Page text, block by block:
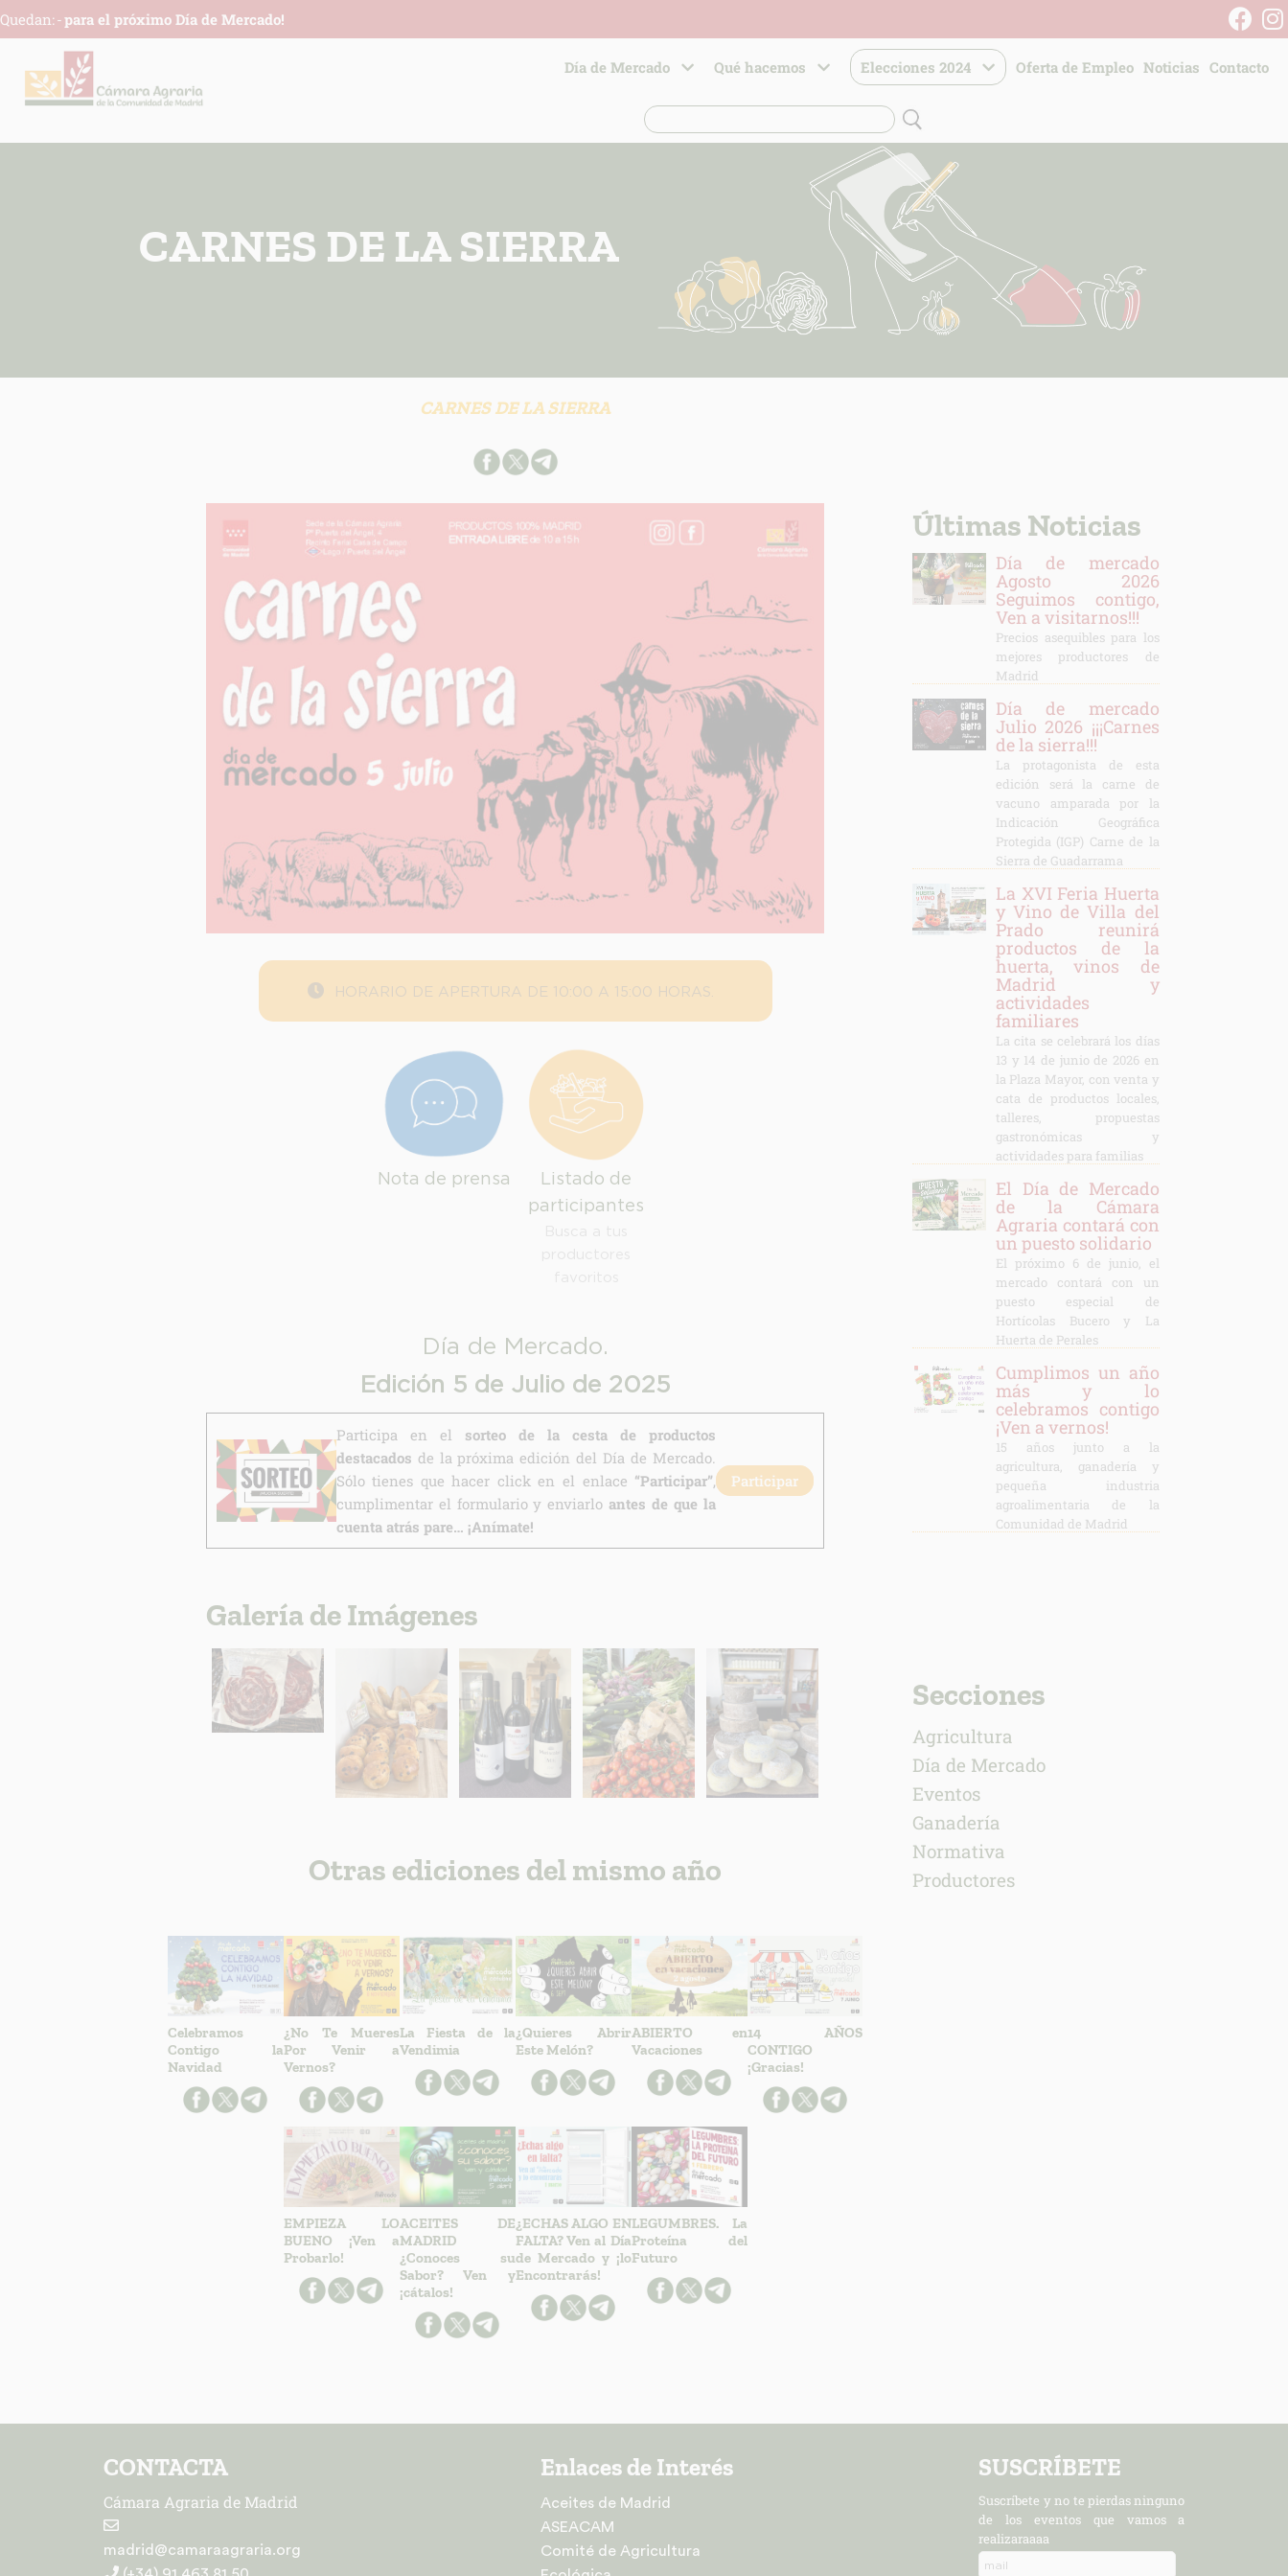
Quedan:-para el próximo Día de Mercado!
Día de Mercado Qué hacemos Elecciones 2024 Oferta de Empleo Noticias Contacto
CARNES DE LA SIERRA
CARNES DE LA SIERRA
HORARIO DE APERTURA DE 10:00 A 15:00 HORAS.
Nota de prensa
Listado de
participantes
Día de Mercado.
Edición 5 de Julio de 2025
Participa en el sorteo de la cesta de productos
destacados de la próxima edición del Día de Mercado.
Sólo tienes que hacer click en el enlace “Participar”,
cumplimentar el formulario y enviarlo antes de que la
cuenta atrás pare… ¡Anímate!
Participar
Galería de Imágenes
Otras ediciones del mismo año
Celebramos
Contigo la
Navidad
¿No Te Mueres
Por Venir a
Vernos?
La Fiesta de la
Vendimia
¿Quieres Abrir
Este Melón?
ABIERTO en
Vacaciones
14 AÑOS
CONTIGO
¡Gracias!
EMPIEZA LO
BUENO ¡Ven a
Probarlo!
ACEITES DE
MADRID
¿Conoces su
Sabor? Ven y
¡cátalos!
¿ECHAS ALGO EN
FALTA? Ven al Día
de Mercado y ¡lo
Encontrarás!
LEGUMBRES. La
Proteína del
Futuro
Últimas Noticias
Día de mercado
Agosto 2026
Seguimos contigo,
Ven a visitarnos!!!
Precios asequibles para los
mejores productores de
Madrid
Día de mercado
Julio 2026 ¡¡¡Carnes
de la sierra!!!
La protagonista de esta
edición será la carne de
vacuno amparada por la
Indicación Geográfica
Protegida (IGP) Carne de la
Sierra de Guadarrama
La XVI Feria Huerta
y Vino de Villa del
Prado reunirá
productos de la
huerta, vinos de
Madrid y
actividades
familiares
La cita se celebrará los días
13 y 14 de junio de 2026 en
la Plaza Mayor, con venta y
cata de productos locales,
talleres, propuestas
gastronómicas y
actividades para familias
El Día de Mercado
de la Cámara
Agraria contará con
un puesto solidario
El próximo 6 de junio, el
mercado contará con un
puesto especial de
Hortícolas Bucero y La
Huerta de Perales
Cumplimos un año
más y lo
celebramos contigo
¡Ven a vernos!
15 años junto a la
agricultura, ganadería y
pequeña industria
agroalimentaria de la
Comunidad de Madrid
Secciones
Agricultura
Día de Mercado
Eventos
Ganadería
Normativa
Productores
CONTACTA
Cámara Agraria de Madrid
madrid@camaraagraria.org
Enlaces de Interés
Aceites de Madrid
ASEACAM
Comité de Agricultura
SUSCRÍBETE
Suscríbete y no te pierdas ninguno
de los eventos que vamos a
realizaraaaa
INFORMACION SOBRE LA PROTECCIÓN DE TUS DATOS
Finalidad:
Legitimación:
Derechos:
Información adicional